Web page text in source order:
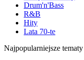
Drum'n'Bass
R&B
Hity
Lata 70-te
Najpopularniejsze tematy